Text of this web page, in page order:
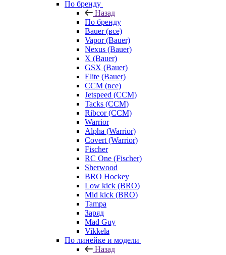
По бренду
Назад
По бренду
Bauer (все)
Vapor (Bauer)
Nexus (Bauer)
X (Bauer)
GSX (Bauer)
Elite (Bauer)
CCM (все)
Jetspeed (CCM)
Tacks (CCM)
Ribcor (CCM)
Warrior
Alpha (Warrior)
Covert (Warrior)
Fischer
RC One (Fischer)
Sherwood
BRO Hockey
Low kick (BRO)
Mid kick (BRO)
Tampa
Заряд
Mad Guy
Vikkela
По линейке и модели
Назад